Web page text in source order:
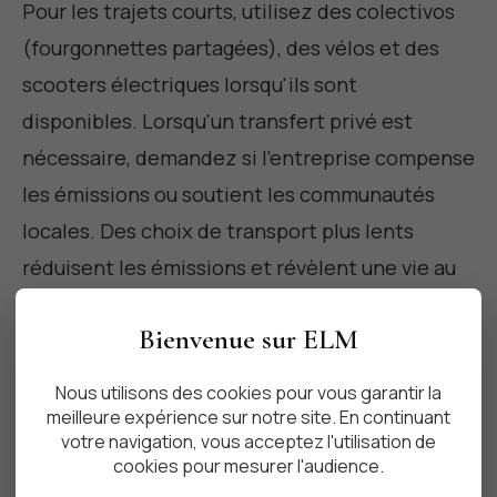
Pour les trajets courts, utilisez des colectivos
(fourgonnettes partagées), des vélos et des
scooters électriques lorsqu'ils sont
disponibles. Lorsqu'un transfert privé est
nécessaire, demandez si l'entreprise compense
les émissions ou soutient les communautés
locales. Des choix de transport plus lents
réduisent les émissions et révèlent une vie au
Cuisine locale, expériences
Bienvenue sur ELM
Nous utilisons des cookies pour vous garantir la
meilleure expérience sur notre site. En continuant
votre navigation, vous acceptez l'utilisation de
cookies pour mesurer l'audience.